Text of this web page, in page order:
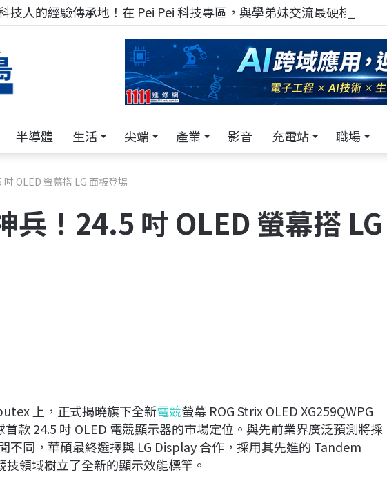
技人的經驗傳承地！在 Pei Pei 科技專區，與學弟妹交流最硬核的技術
半導體 生活 尖端 產業 影音 充電站 職場
OLED 螢幕搭 LG 面板登場
兵！24.5 吋 OLED 螢幕搭 LG
上，正式揭曉旗下全新電競螢幕 ROG Strix OLED XG259QWPG
款 24.5 吋 OLED 電競顯示器的市場定位。與先前業界廣泛預測將採
不同，華碩最終選擇與 LG Display 合作，採用其先進的 Tandem
領域樹立了全新的顯示效能標竿。